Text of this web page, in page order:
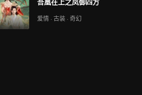
爱情 · 古装 · 奇幻